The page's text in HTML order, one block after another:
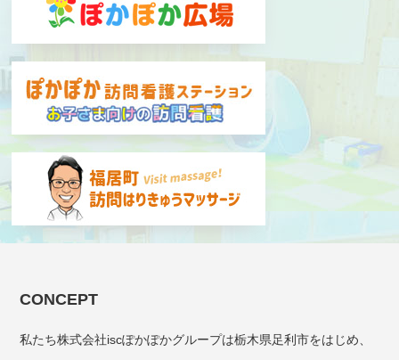
CONCEPT
私たち株式会社iscぽかぽかグループは栃木県足利市をはじめ、